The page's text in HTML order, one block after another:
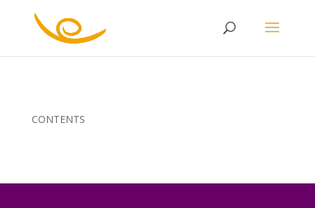
CONTENTS